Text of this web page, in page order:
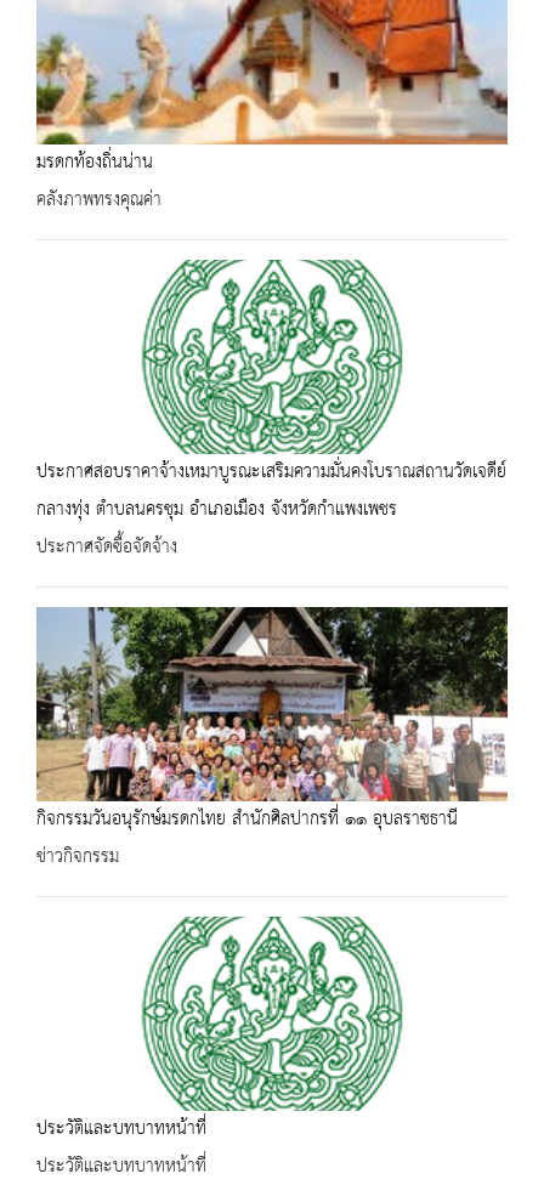
มรดกท้องถิ่นน่าน
คลังภาพทรงคุณค่า
ประกาศสอบราคาจ้างเหมาบูรณะเสริมความมั่นคงโบราณสถานวัดเจดีย์
กลางทุ่ง ตำบลนครชุม อำเภอเมือง จังหวัดกำแพงเพชร
ประกาศจัดซื้อจัดจ้าง
กิจกรรมวันอนุรักษ์มรดกไทย สำนักศิลปากรที่ ๑๑ อุบลราชธานี
ข่าวกิจกรรม
ประวัติและบทบาทหน้าที่
ประวัติและบทบาทหน้าที่